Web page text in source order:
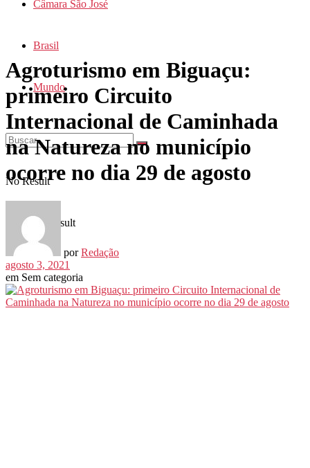
Câmara São José
Brasil
Mundo
No Result
View All Result
Agroturismo em Biguaçu:
primeiro Circuito
Internacional de Caminhada
na Natureza no município
ocorre no dia 29 de agosto
por Redação
agosto 3, 2021
em Sem categoria